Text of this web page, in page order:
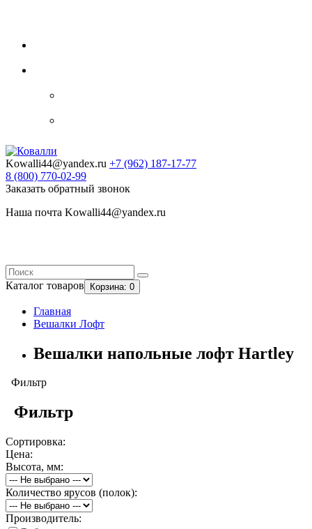
Kowalli44@yandex.ru +7 (962) 187-17-77
8 (800) 770-02-99
Заказать обратный звонок
Наша почта Kowalli44@yandex.ru
Каталог товаров Корзина: 0
Главная
Вешалки Лофт
Вешалки напольные лофт Hartley
Фильтр
Фильтр
Сортировка:
Цена:
Высота, мм:
Количество ярусов (полок):
Производитель: